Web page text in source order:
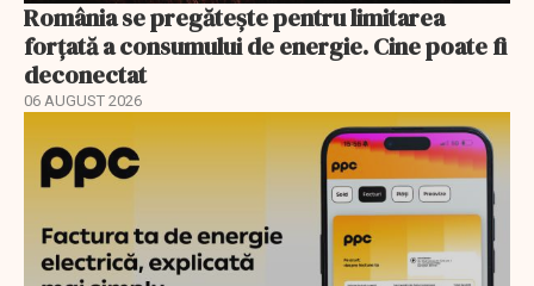
România se pregătește pentru limitarea
forțată a consumului de energie. Cine poate fi
deconectat
06 AUGUST 2026